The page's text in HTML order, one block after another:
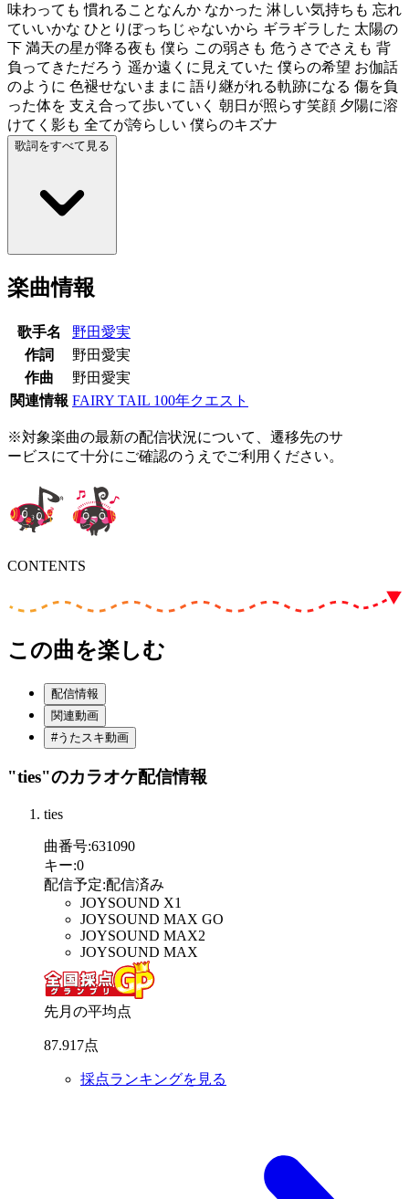
味わっても 慣れることなんか なかった 淋しい気持ちも 忘れ
ていいかな ひとりぼっちじゃないから ギラギラした 太陽の
下 満天の星が降る夜も 僕ら この弱さも 危うさでさえも 背
負ってきただろう 遥か遠くに見えていた 僕らの希望 お伽話
のように 色褪せないままに 語り継がれる軌跡になる 傷を負
った体を 支え合って歩いていく 朝日が照らす笑顔 夕陽に溶
けてく影も 全てが誇らしい 僕らのキズナ
歌詞をすべて見る
楽曲情報
歌手名
野田愛実
作詞
野田愛実
作曲
野田愛実
関連情報 FAIRY TAIL 100年クエスト
※対象楽曲の最新の配信状況について、遷移先のサ
ービスにて十分にご確認のうえでご利用ください。
CONTENTS
この曲を楽しむ
配信情報
関連動画
#うたスキ動画
"ties"のカラオケ配信情報
ties
曲番号:631090
キー:0
配信予定:配信済み
JOYSOUND X1
JOYSOUND MAX GO
JOYSOUND MAX2
JOYSOUND MAX
先月の平均点
87.917点
採点ランキングを見る